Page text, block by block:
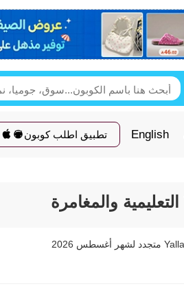
English تطبيق اطلب كوبون